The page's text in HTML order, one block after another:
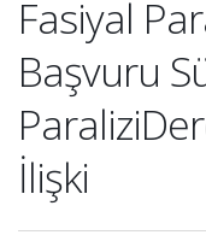
Fasiyal
Başvuru
İlişki